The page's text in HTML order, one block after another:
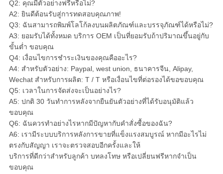
Q2: คุณมีตัวอย่างฟรีหรือไม่?
A2: ยินดีต้อนรับสู่การทดสอบคุณภาพ!
Q3: ฉันสามารถพิมพ์โลโก้ลงบนผลิตภัณฑ์และบรรจุภัณฑ์ได้หรือไม่?
A3: ยอมรับได้ทั้งหมด บริการ OEM เป็นที่ยอมรับถ้าปริมาณขึ้นอยู่กับ
ขั้นต่ำ ขอบคุณ
Q4: เงื่อนไขการชำระเงินของคุณคืออะไร?
A4: สำหรับตัวอย่าง: Paypal, west union, ธนาคารจีน, Alipay,
Wechat สำหรับการผลิต: T / T หรือเงื่อนไขที่ต่อรองได้ขอขอบคุณ
Q5: เวลาในการจัดส่งจะเป็นอย่างไร?
A5: ปกติ 30 วันทำการหลังจากยืนยันตัวอย่างที่ได้รับอนุมัติแล้ว
ขอบคุณ
Q6: ฉันควรทำอย่างไรหากมีปัญหากับคำสั่งซื้อของฉัน?
A6: เรามีระบบบริการหลังการขายที่แข็งแรงสมบูรณ์ หากมีอะไรไม่
ตรงกับสัญญา เราจะตรวจสอบอีกครั้งและให้
บริการที่ดีกว่าสำหรับลูกค้า บทลงโทษ หรือเปลี่ยนฟรีหากจำเป็น
ขอบคุณ